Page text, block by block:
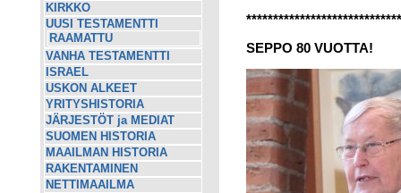
KIRKKO
UUSI TESTAMENTTI
RAAMATTU
VANHA TESTAMENTTI
ISRAEL
USKON ALKEET
YRITYSHISTORIA
JÄRJESTÖT ja MEDIAT
SUOMEN HISTORIA
MAAILMAN HISTORIA
RAKENTAMINEN
NETTIMAAILMA
SEPPO 80 VUOTTA!